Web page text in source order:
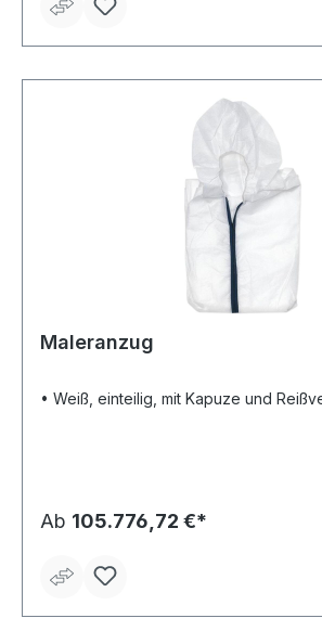
Maleranzug
• Weiß, einteilig, mit Kapuze und
Ab 105.776,72 €*